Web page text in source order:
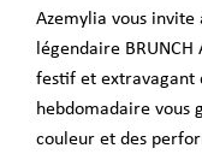
Azemylia vous invite
légendaire BRUNCH
festif et extravagant
hebdomadaire vous
couleur et des